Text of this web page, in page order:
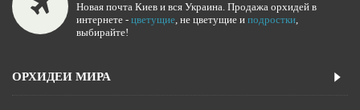
Новая почта Киев и вся Украина. Продажа орхидей в
интернете - цветущие, не цветущие и подростки,
выбирайте!
ОРХИДЕИ МИРА